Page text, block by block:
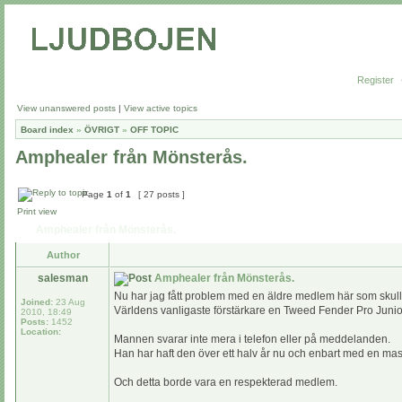
Register
View unanswered posts | View active topics
Board index » ÖVRIGT » OFF TOPIC
Amphealer från Mönsterås.
Page 1 of 1
[ 27 posts ]
Print view
Author
salesman
Joined: 23 Aug
2010, 18:49
Posts: 1452
Location:
Amphealer från Mönsterås.
Nu har jag fått problem med en äldre medlem här som
Världens vanligaste förstärkare en Tweed Fender Pro
Mannen svarar inte mera i telefon eller på meddelanden.
Han har haft den över ett halv år nu och enbart med en
Och detta borde vara en respekterad medlem.